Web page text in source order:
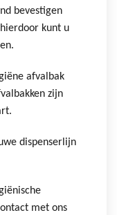
bevestigen
kunt u
afvalbak
zijn
dispenserlijn
met ons